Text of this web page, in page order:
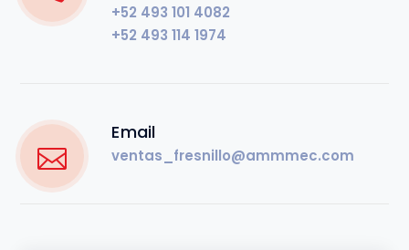
+52 493 101 4082
+52 493 114 1974
Email
ventas_fresnillo@ammmec.com